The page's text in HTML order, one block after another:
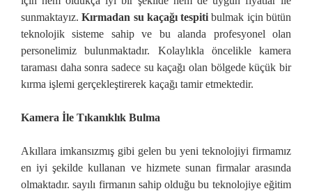
sunmaktayız.Kırmadan su kaçağı tespiti bulmak için bütün
teknolojik sisteme sahip ve bu alanda profesyonel olan
personelimiz bulunmaktadır. Kolaylıkla öncelikle kamera
taraması daha sonra sadece su kaçağı olan bölgede küçük bir
kırma işlemi gerçekleştirerek kaçağı tamir etmektedir.
Kamera İle Tıkanıklık Bulma
Akıllara imkansızmış gibi gelen bu yeni teknolojiyi firmamız
en iyi şekilde kullanan ve hizmete sunan firmalar arasında
olmaktadır. sayılı firmanın sahip olduğu bu teknolojiye eğitim